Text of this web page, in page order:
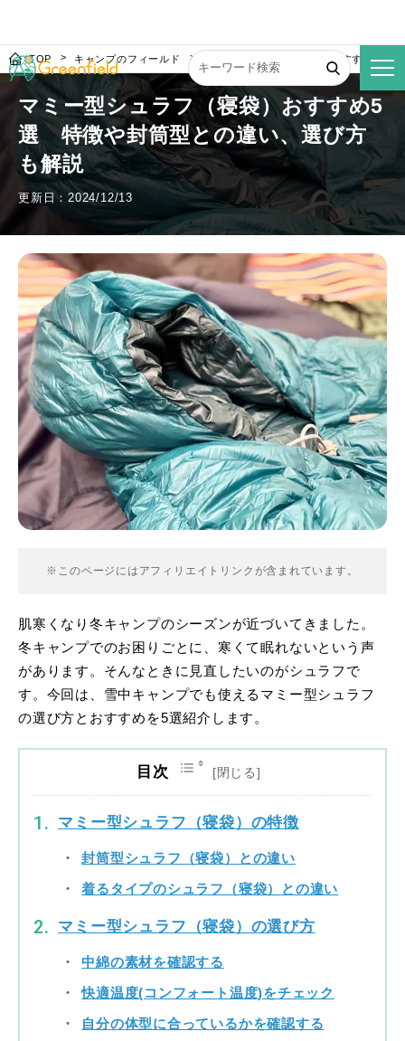
TOP キャンプのフィールド マミー型シュラフ（寝袋）おすすめ5選
マミー型シュラフ（寝袋）おすすめ5
選 特徴や封筒型との違い、選び方
も解説
更新日：2024/12/13
※このページにはアフィリエイトリンクが含まれています。
肌寒くなり冬キャンプのシーズンが近づいてきました。
冬キャンプでのお困りごとに、寒くて眠れないという声
があります。そんなときに見直したいのがシュラフで
す。今回は、雪中キャンプでも使えるマミー型シュラフ
の選び方とおすすめを5選紹介します。
目次
マミー型シュラフ（寝袋）の特徴
封筒型シュラフ（寝袋）との違い
着るタイプのシュラフ（寝袋）との違い
マミー型シュラフ（寝袋）の選び方
中綿の素材を確認する
快適温度(コンフォート温度)をチェック
自分の体型に合っているかを確認する